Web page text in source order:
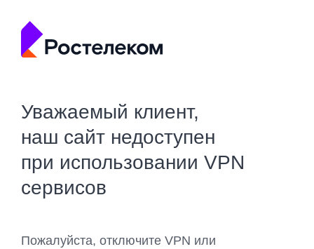
Уважаемый клиент,
наш сайт недоступен
при использовании VPN
сервисов
Пожалуйста, отключите VPN или